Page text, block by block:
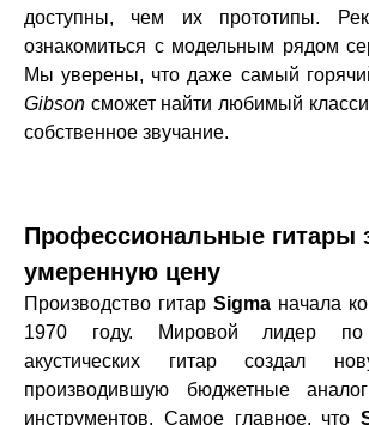
доступны, чем их прототипы.
ознакомиться с модельным рядом
Мы уверены, что даже самый
Gibson сможет найти любимый
собственное звучание.
Профессиональные гитары
умеренную цену
Производство гитар Sigma начала
1970 году. Мировой лидер по
акустических гитар создал
производившую бюджетные
инструментов. Самое главное, что